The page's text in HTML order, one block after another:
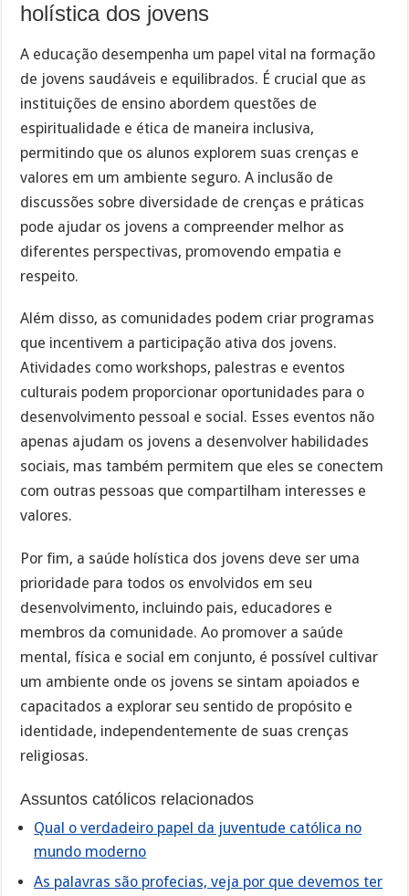
holística dos jovens
A educação desempenha um papel vital na formação
de jovens saudáveis e equilibrados. É crucial que as
instituições de ensino abordem questões de
espiritualidade e ética de maneira inclusiva,
permitindo que os alunos explorem suas crenças e
valores em um ambiente seguro. A inclusão de
discussões sobre diversidade de crenças e práticas
pode ajudar os jovens a compreender melhor as
diferentes perspectivas, promovendo empatia e
respeito.
Além disso, as comunidades podem criar programas
que incentivem a participação ativa dos jovens.
Atividades como workshops, palestras e eventos
culturais podem proporcionar oportunidades para o
desenvolvimento pessoal e social. Esses eventos não
apenas ajudam os jovens a desenvolver habilidades
sociais, mas também permitem que eles se conectem
com outras pessoas que compartilham interesses e
valores.
Por fim, a saúde holística dos jovens deve ser uma
prioridade para todos os envolvidos em seu
desenvolvimento, incluindo pais, educadores e
membros da comunidade. Ao promover a saúde
mental, física e social em conjunto, é possível cultivar
um ambiente onde os jovens se sintam apoiados e
capacitados a explorar seu sentido de propósito e
identidade, independentemente de suas crenças
religiosas.
Assuntos católicos relacionados
Qual o verdadeiro papel da juventude católica no
mundo moderno
As palavras são profecias, veja por que devemos ter